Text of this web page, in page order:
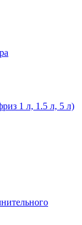
1 л, 1.5 л, 5 л)